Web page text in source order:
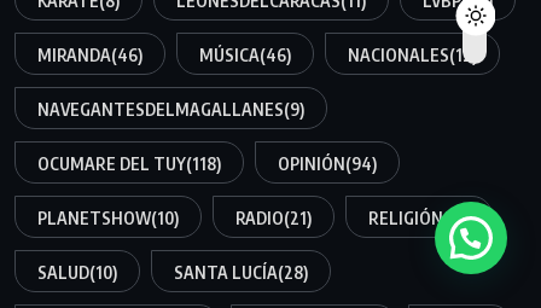
MIRANDA(46) MÚSICA(46) NACIONALES(12)
NAVEGANTESDELMAGALLANES(9)
OCUMARE DEL TUY(118) OPINIÓN(94)
PLANETSHOW(10) RADIO(21) RELIGIÓN(15)
SALUD(10) SANTA LUCÍA(28)